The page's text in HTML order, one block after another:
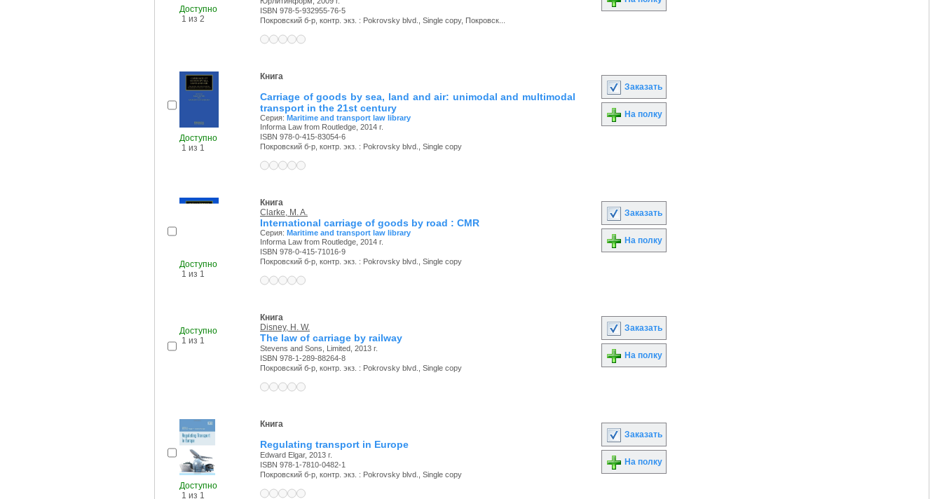
Доступно
1 из 2
ISBN 978-5-932955-76-5
Покровский б-р, контр. экз. : Pokrovsky blvd., Single copy, Покровск...
Доступно
1 из 1
Книга
Carriage of goods by sea, land and air: unimodal and multimodal
transport in the 21st century
Серия: Maritime and transport law library
Informa Law from Routledge, 2014 г.
ISBN 978-0-415-83054-6
Покровский б-р, контр. экз. : Pokrovsky blvd., Single copy
Заказать
На полку
Доступно
1 из 1
Книга
Clarke, M. A.
International carriage of goods by road : CMR
Серия: Maritime and transport law library
Informa Law from Routledge, 2014 г.
ISBN 978-0-415-71016-9
Покровский б-р, контр. экз. : Pokrovsky blvd., Single copy
Заказать
На полку
Доступно
1 из 1
Книга
Disney, H. W.
The law of carriage by railway
Stevens and Sons, Limited, 2013 г.
ISBN 978-1-289-88264-8
Покровский б-р, контр. экз. : Pokrovsky blvd., Single copy
Заказать
На полку
Доступно
1 из 1
Книга
Regulating transport in Europe
Edward Elgar, 2013 г.
ISBN 978-1-7810-0482-1
Покровский б-р, контр. экз. : Pokrovsky blvd., Single copy
Заказать
На полку